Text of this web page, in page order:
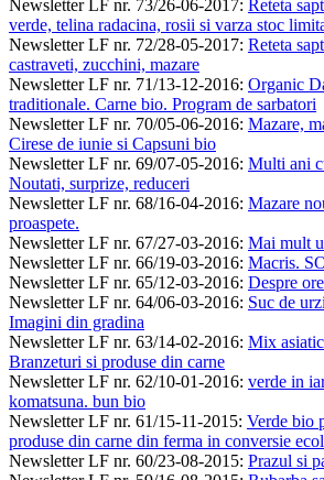
Newsletter LF nr. 73/26-06-2017: Reteta
verde, telina radacina, rosii si varza stoc
Newsletter LF nr. 72/28-05-2017: Reteta
castraveti, zucchini, mazare
Newsletter LF nr. 71/13-12-2016: Organic
traditionale. Carne bio. Program de sarbatori
Newsletter LF nr. 70/05-06-2016: Mazare,
Cirese de iunie si Capsuni bio
Newsletter LF nr. 69/07-05-2016: Multi ani
Noutati, surprize, reduceri
Newsletter LF nr. 68/16-04-2016: Mazare
proaspete.
Newsletter LF nr. 67/27-03-2016: Mai mult
Newsletter LF nr. 66/19-03-2016: Macris.
Newsletter LF nr. 65/12-03-2016: Despre
Newsletter LF nr. 64/06-03-2016: Suc de
Imagini din gradina
Newsletter LF nr. 63/14-02-2016: Mix
Branzeturi si produse din carne
Newsletter LF nr. 62/10-01-2016: verde in
komatsuna. bun bio
Newsletter LF nr. 61/15-11-2015: Verde bio
produse din carne din ferma in conversie
Newsletter LF nr. 60/23-08-2015: Prazul si